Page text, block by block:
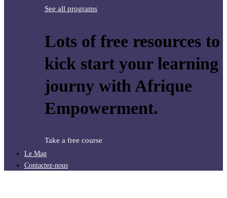
See all programs
Lots of free resources to
kick start your learning
journy with Afrique
Empowerment.
Take a free course
Le Mag
Contactez-nous